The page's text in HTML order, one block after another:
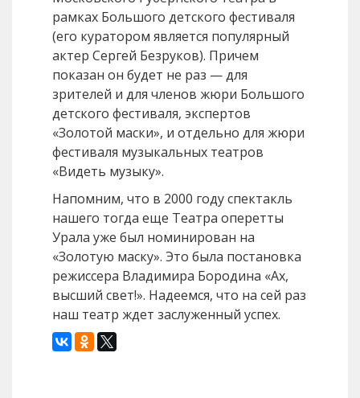
рамках Большого детского фестиваля
(его куратором является популярный
актер Сергей Безруков). Причем
показан он будет не раз — для
зрителей и для членов жюри Большого
детского фестиваля, экспертов
«Золотой маски», и отдельно для жюри
фестиваля музыкальных театров
«Видеть музыку».
Напомним, что в 2000 году спектакль
нашего тогда еще Театра оперетты
Урала уже был номинирован на
«Золотую маску». Это была постановка
режиссера Владимира Бородина «Ах,
высший свет!». Надеемся, что на сей раз
наш театр ждет заслуженный успех.